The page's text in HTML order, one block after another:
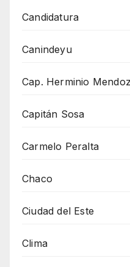
Candidatura
Canindeyu
Cap. Herminio
Capitán Sosa
Carmelo Peralta
Chaco
Ciudad del Este
Clima